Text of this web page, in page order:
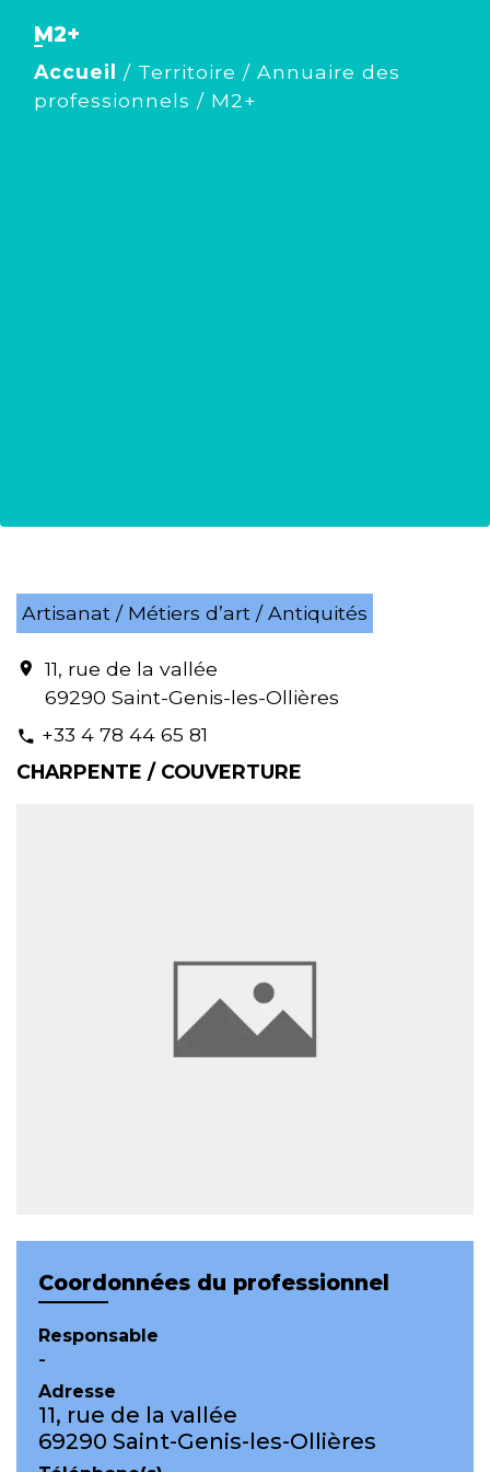
M2+
Accueil / Territoire / Annuaire des
professionnels / M2+
Artisanat / Métiers d’art / Antiquités
location_on
11, rue de la vallée
69290 Saint-Genis-les-Ollières
phone +33 4 78 44 65 81
CHARPENTE / COUVERTURE
Coordonnées du professionnel
Responsable
-
Adresse
11, rue de la vallée
69290 Saint-Genis-les-Ollières